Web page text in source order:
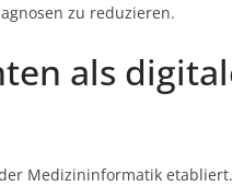
zu reduzieren.
als
Medizininformatik